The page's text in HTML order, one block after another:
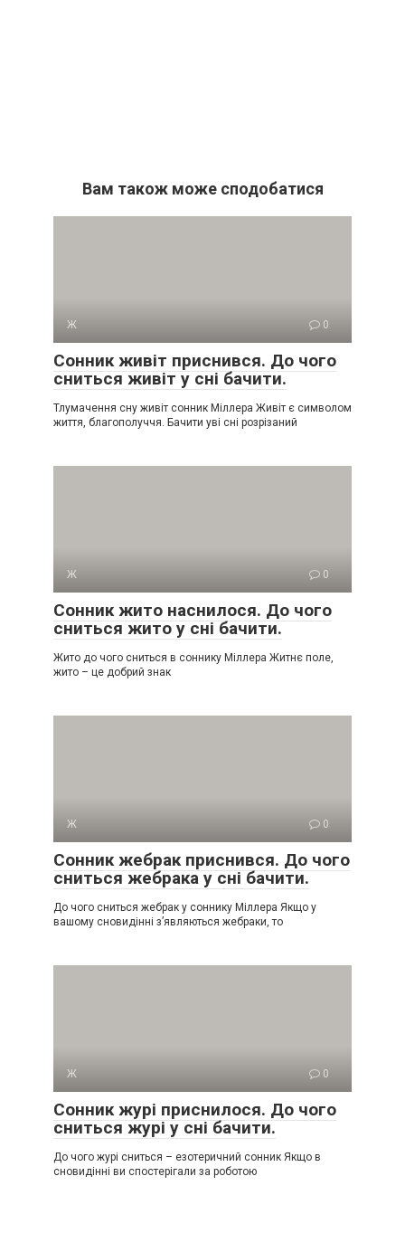
Вам також може сподобатися
Ж 0
Сонник живіт приснився. До чого
сниться живіт у сні бачити.
Тлумачення сну живіт сонник Міллера Живіт є символом
життя, благополуччя. Бачити уві сні розрізаний
Ж 0
Сонник жито наснилося. До чого
сниться жито у сні бачити.
Жито до чого сниться в соннику Міллера Житнє поле,
жито – це добрий знак
Ж 0
Сонник жебрак приснився. До чого
сниться жебрака у сні бачити.
До чого сниться жебрак у соннику Міллера Якщо у
вашому сновидінні з’являються жебраки, то
Ж 0
Сонник журі приснилося. До чого
сниться журі у сні бачити.
До чого журі сниться – езотеричний сонник Якщо в
сновидінні ви спостерігали за роботою